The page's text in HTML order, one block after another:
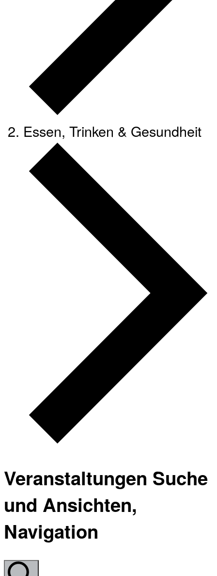
Essen, Trinken & Gesundheit
Veranstaltungen Suche
und Ansichten,
Navigation